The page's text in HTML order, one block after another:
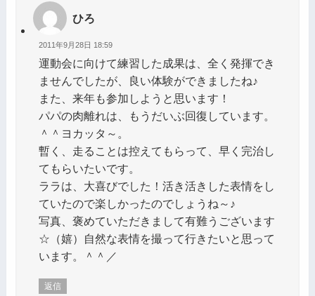
ひろ
2011年9月28日 18:59
運動会に向けて練習した成果は、全く発揮でき
ませんでしたが、良い体験ができましたね♪
また、来年も参加しようと思います！
パパの肉離れは、もうだいぶ回復しています。
＾＾ヨカッタ～。
暫く、走ることは控えてもらって、早く完治し
てもらいたいです。
ララは、大喜びでした！活き活きした表情をし
ていたので楽しかったのでしょうね～♪
写真、褒めていただきまして有難うございます
☆（嬉）自然な表情を撮って行きたいと思って
います。＾＾／
返信